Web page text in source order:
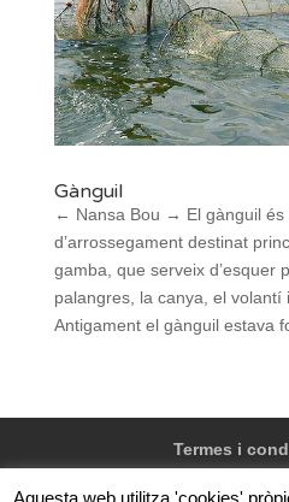
Gànguil
← Nansa Bou → El gànguil és
d’arrossegament destinat
gamba, que serveix d’esquer
palangres, la canya, el volantí i
Antigament el gànguil estava
Termes i